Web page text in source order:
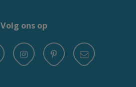
Volg ons op